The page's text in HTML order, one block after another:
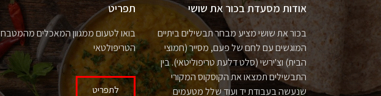
אודות מסעדת בכור את שושי
בכור את שושי מציע מבחר תבשילים ביתיים
המוגשים עם לחם של פעם, מסייר (חמוצי
הבית) וצ'ירשי (סלט דלעת טריפוליטאי). בין
התבשילים תמצאו את הקוסקוס המקורי
שנעשה בעבודת יד ועוד שלל מטעמים
תפריט
בואו לטעום ממגוון המאכלים מהמטבח
הטריפולטאי
לתפריט